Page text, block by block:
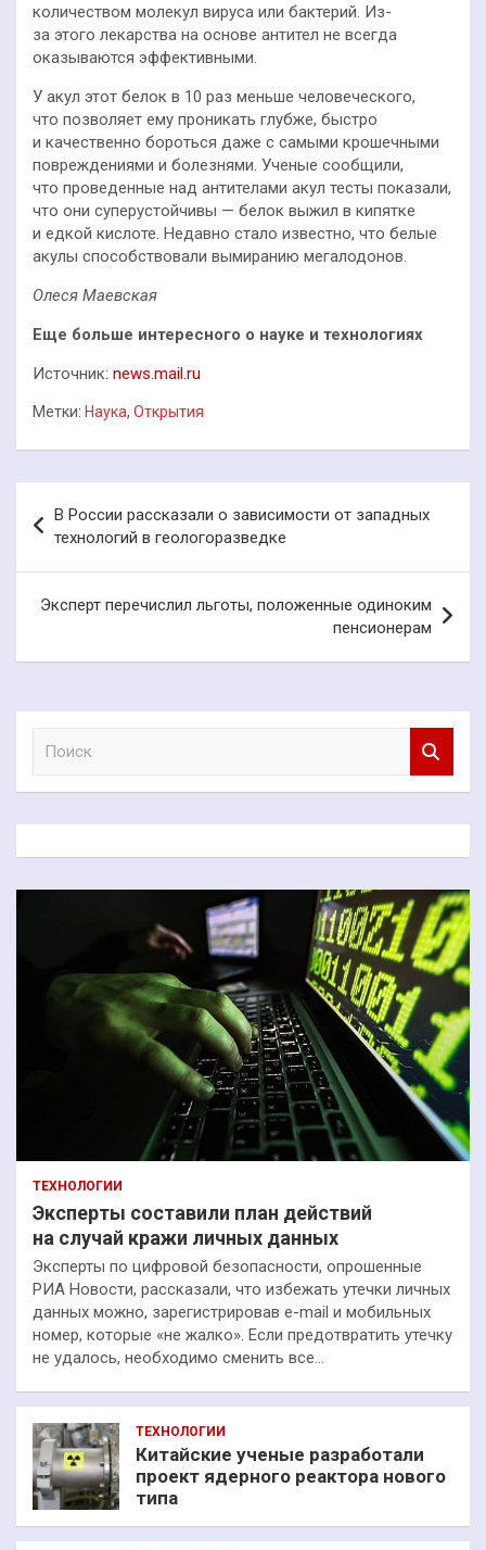
количеством молекул вируса или бактерий. Из-
за этого лекарства на основе антител не всегда
оказываются эффективными.
У акул этот белок в 10 раз меньше человеческого,
что позволяет ему проникать глубже, быстро
и качественно бороться даже с самыми крошечными
повреждениями и болезнями. Ученые сообщили,
что проведенные над антителами акул тесты показали,
что они суперустойчивы — белок выжил в кипятке
и едкой кислоте. Недавно стало известно, что белые
акулы способствовали вымиранию мегалодонов.
Олеся Маевская
Еще больше интересного о науке и технологиях
Источник: news.mail.ru
Метки: Наука, Открытия
по
записям
В России рассказали о зависимости от западных
технологий в геологоразведке
Эксперт перечислил льготы, положенные одиноким
пенсионерам
к
ТЕХНОЛОГИИ
Эксперты составили план действий
на случай кражи личных данных
Эксперты по цифровой безопасности, опрошенные
РИА Новости, рассказали, что избежать утечки личных
данных можно, зарегистрировав e-mail и мобильных
номер, которые «не жалко». Если предотвратить утечку
не удалось, необходимо сменить все…
ТЕХНОЛОГИИ
Китайские ученые разработали
проект ядерного реактора нового
типа